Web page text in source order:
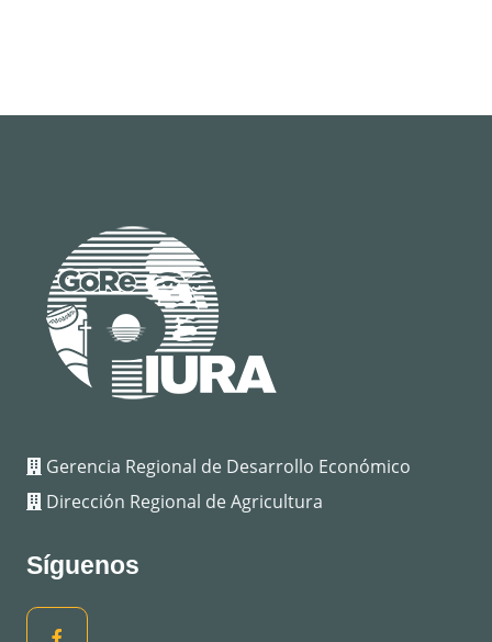
Gerencia Regional de Desarrollo Económico
Dirección Regional de Agricultura
Síguenos